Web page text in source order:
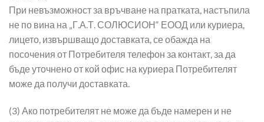
При невъзможност за връчване на пратката, настъпила
не по вина на „Г.А.Т. СОЛЮСИОН“ ЕООД или куриера,
лицето, извършващо доставката, се обажда на
посочения от Потребителя телефон за контакт, за да
бъде уточнено от кой офис на куриера Потребителят
може да получи доставката.
(3) Ако потребителят не може да бъде намерен и не